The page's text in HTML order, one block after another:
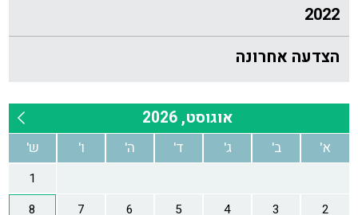
2022
הצדעה אחרונה